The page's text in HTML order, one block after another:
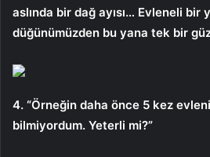
aslında bir dağ ayısı… Evleneli bir
düğünümüzden bu yana tek bir
4. “Örneğin daha önce 5 kez
bilmiyordum. Yeterli mi?”